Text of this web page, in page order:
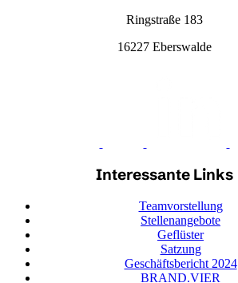
Ringstraße 183
16227 Eberswalde
Interessante Links
Teamvorstellung
Stellenangebote
Geflüster
Satzung
Geschäftsbericht 2024
BRAND.VIER